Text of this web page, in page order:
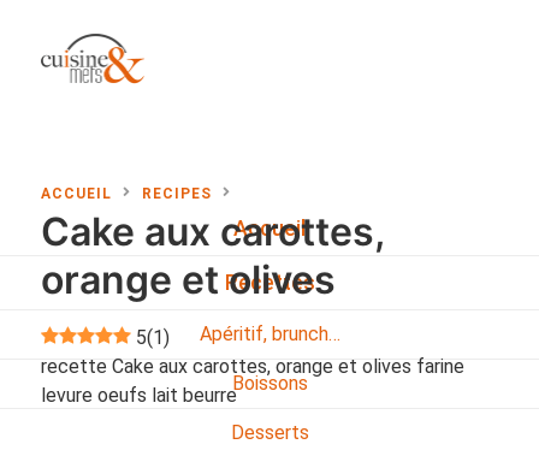
Accueil
Recettes
Apéritif, brunch…
Boissons
Desserts
ACCUEIL RECIPES
Cake aux carottes,
orange et olives
5(1)
recette Cake aux carottes, orange et olives farine
levure oeufs lait beurre